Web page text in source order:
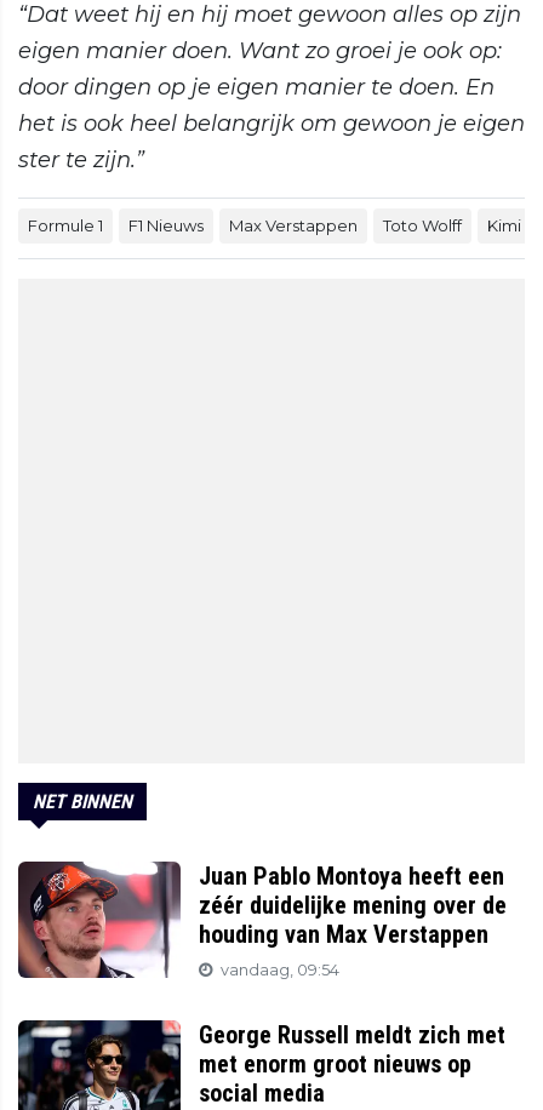
“Dat weet hij en hij moet gewoon alles op zijn
eigen manier doen. Want zo groei je ook op:
door dingen op je eigen manier te doen. En
het is ook heel belangrijk om gewoon je eigen
ster te zijn.”
Formule 1 F1 Nieuws Max Verstappen Toto Wolff Kimi
NET BINNEN
Juan Pablo Montoya heeft een
zéér duidelijke mening over de
houding van Max Verstappen
vandaag, 09:54
George Russell meldt zich met
met enorm groot nieuws op
social media